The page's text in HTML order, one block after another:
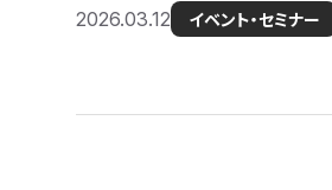
2026.03.12 イベント・セミナー